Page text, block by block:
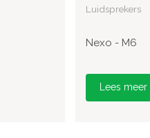
Luidsprekers
Nexo - M6
Lees meer